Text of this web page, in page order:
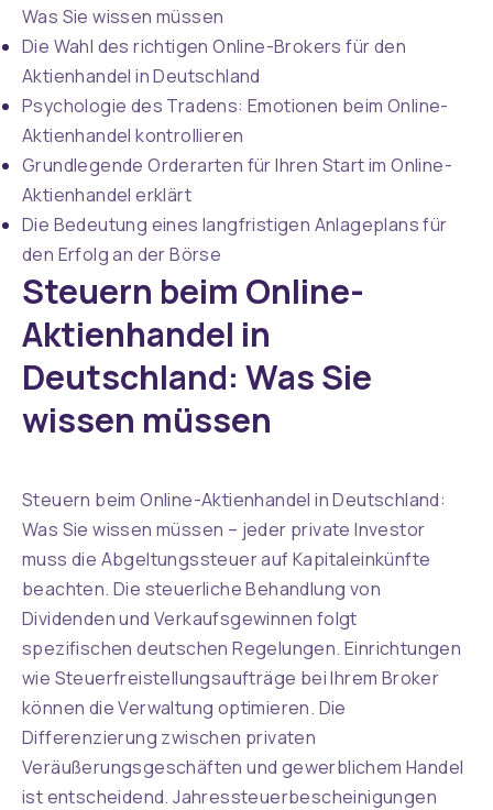
Was Sie wissen müssen
Die Wahl des richtigen Online-Brokers für den
Aktienhandel in Deutschland
Psychologie des Tradens: Emotionen beim Online-
Aktienhandel kontrollieren
Grundlegende Orderarten für Ihren Start im Online-
Aktienhandel erklärt
Die Bedeutung eines langfristigen Anlageplans für
den Erfolg an der Börse
Steuern beim Online-
Aktienhandel in
Deutschland: Was Sie
wissen müssen
Steuern beim Online-Aktienhandel in Deutschland:
Was Sie wissen müssen – jeder private Investor
muss die Abgeltungssteuer auf Kapitaleinkünfte
beachten. Die steuerliche Behandlung von
Dividenden und Verkaufsgewinnen folgt
spezifischen deutschen Regelungen. Einrichtungen
wie Steuerfreistellungsaufträge bei Ihrem Broker
können die Verwaltung optimieren. Die
Differenzierung zwischen privaten
Veräußerungsgeschäften und gewerblichem Handel
ist entscheidend. Jahressteuerbescheinigungen